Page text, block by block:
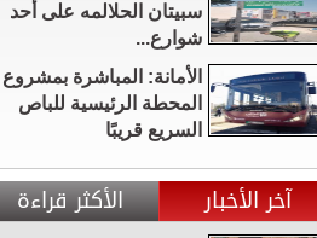
سبيتان الحلالمه على أحد
شوارع...
الأمانة: المباشرة بمشروع
المحطة الرئيسية للباص
السريع قريبًا
آخر الأخبار الأكثر قراءة